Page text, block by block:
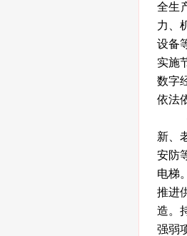
全生
力、
设备
实施
数字
依法
（
新、
安防
电梯
推进
造。
强弱